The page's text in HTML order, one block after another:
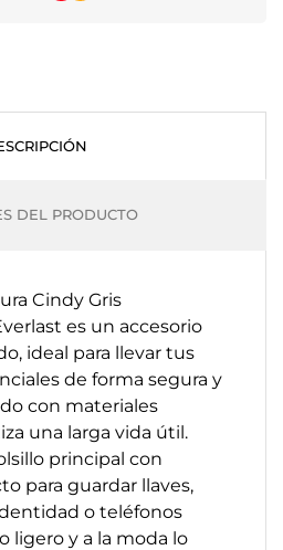
DEL PRODUCTO
Cindy Gris
es un accesorio
ideal para llevar tus
de forma segura y
con materiales
una larga vida útil.
principal con
para guardar llaves,
o teléfonos
ligero y a la moda lo